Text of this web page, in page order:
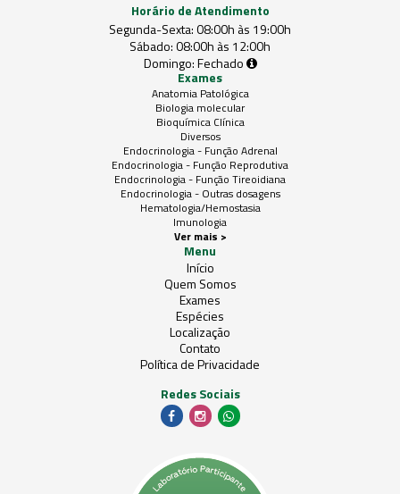
Horário de Atendimento
Segunda-Sexta:08:00h às 19:00h
Sábado:08:00h às 12:00h
Domingo:Fechado
Exames
Anatomia Patológica
Biologia molecular
Bioquímica Clínica
Diversos
Endocrinologia - Função Adrenal
Endocrinologia - Função Reprodutiva
Endocrinologia - Função Tireoidiana
Endocrinologia - Outras dosagens
Hematologia/Hemostasia
Imunologia
Ver mais >
Menu
Início
Quem Somos
Exames
Espécies
Localização
Contato
Política de Privacidade
Redes Sociais